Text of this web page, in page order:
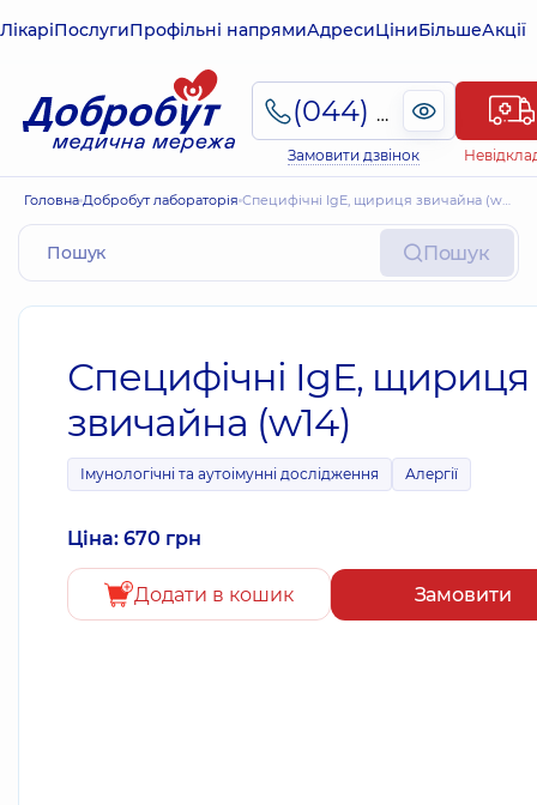
ЛікаріПослугиПрофільні напрямиАдресиЦіниБільшеАкції
(044) 495-2-888
Замовити дзвінок
Головна Добробут лабораторія Специфічні IgE, щириця звичайна (w14)
Пошук
Специфічні IgE, щириця
звичайна (w14)
Імунологічні та аутоімунні дослідження Алергії
Ціна: 670 грн
Додати в кошик Замовити